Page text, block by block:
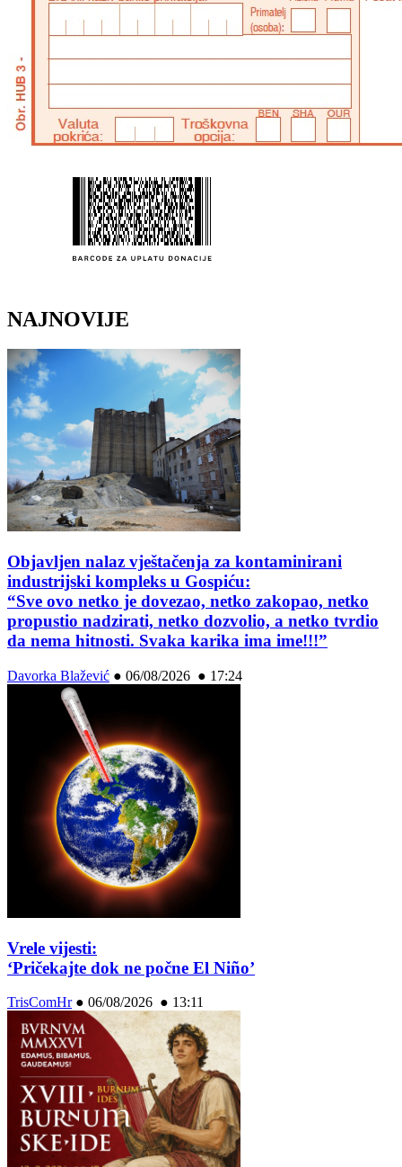
NAJNOVIJE
Objavljen nalaz vještačenja za kontaminirani
industrijski kompleks u Gospiću:
“Sve ovo netko je dovezao, netko zakopao, netko
propustio nadzirati, netko dozvolio, a netko tvrdio
da nema hitnosti. Svaka karika ima ime!!!”
Davorka Blažević ● 06/08/2026 ● 17:24
Vrele vijesti:
‘Pričekajte dok ne počne El Niño’
TrisComHr● 06/08/2026 ● 13:11